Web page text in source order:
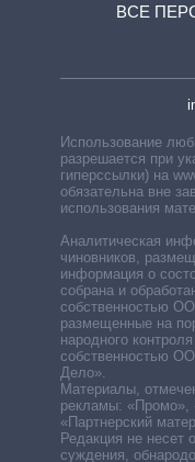
ВСЕ
Использование
разрешается при
гиперссылки) на
обязательна вне
использования
Аналитическая
чиновников,
информация о
собрана и
собственностью
размещенные на
народного
собственностью ОО
Дело».
Материалы,
рекламы: «Промо»,
«Партнерский
Редакция не несет
суждения,